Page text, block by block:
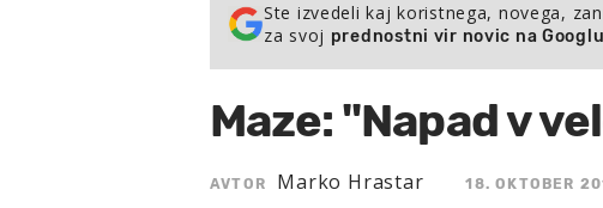
Ste izvedeli kaj koristnega, novega,
za svoj prednostni vir novic na Googlu
Maze: "Napad v
AVTOR Marko Hrastar 18. OKTOBER